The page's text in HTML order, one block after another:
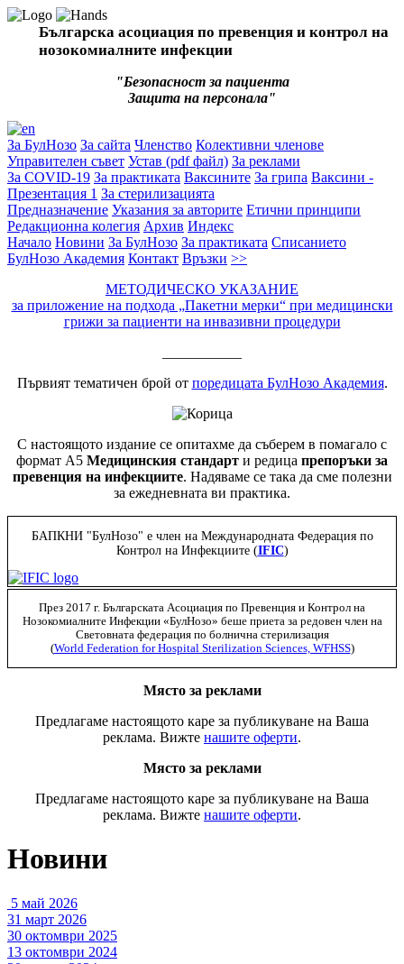
Българска асоциация по превенция и контрол на
нозокомиалните инфекции
"Безопасност за пациента
Защита на персонала"
За БулНозо За сайта Членство Колективни членове
Управителен съвет Устав (pdf файл) За реклами
За COVID-19 За практиката Ваксините За грипа Ваксини -
Презентация 1 За стерилизацията
Предназначение Указания за авторите Етични принципи
Редакционна колегия Архив Индекс
Начало Новини За БулНозо За практиката Списанието
БулНозо Академия Контакт Връзки >>
МЕТОДИЧЕСКО УКАЗАНИЕ
за приложение на подхода „Пакетни мерки“ при медицински
грижи за пациенти на инвазивни процедури
Първият тематичен брой от поредицата БулНозо Академия.
С настоящото издание се опитахме да съберем в помагало с
формат А5 Медицинския стандарт и редица препоръки за
превенция на инфекциите. Надяваме се така да сме полезни
за ежедневната ви практика.
БАПКНИ "БулНозо" е член на Международната Федерация по
Контрол на Инфекциите (IFIC)
През 2017 г. Българската Асоциация по Превенция и Контрол на
Нозокомиалните Инфекции «БулНозо» беше приета за редовен член на
Световната федерация по болнична стерилизация
(World Federation for Hospital Sterilization Sciences, WFHSS)
Място за реклами
Предлагаме настоящото каре за публикуване на Ваша
реклама. Вижте нашите оферти.
Място за реклами
Предлагаме настоящото каре за публикуване на Ваша
реклама. Вижте нашите оферти.
Новини
5 май 2026
31 март 2026
30 октомври 2025
13 октомври 2024